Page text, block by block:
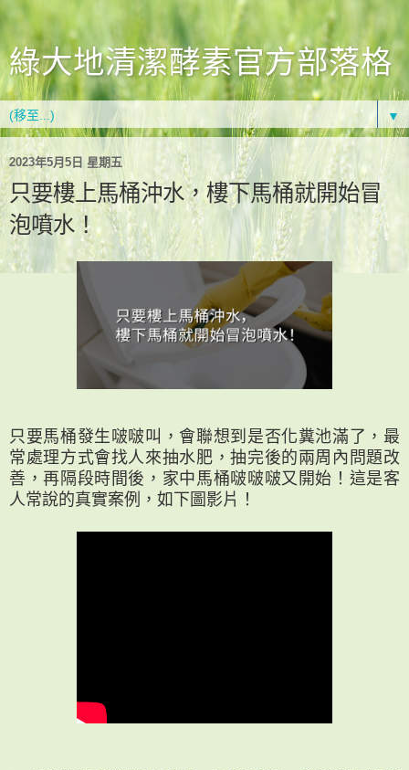
綠大地清潔酵素官方部落格
▼
2023年5月5日 星期五
只要樓上馬桶沖水，樓下馬桶就開始冒
泡噴水！
只要馬桶發生啵啵叫，會聯想到是否化糞池滿了，最
常處理方式會找人來抽水肥，抽完後的兩周內問題改
善，再隔段時間後，家中馬桶啵啵啵又開始！這是客
人常說的真實案例，如下圖影片！